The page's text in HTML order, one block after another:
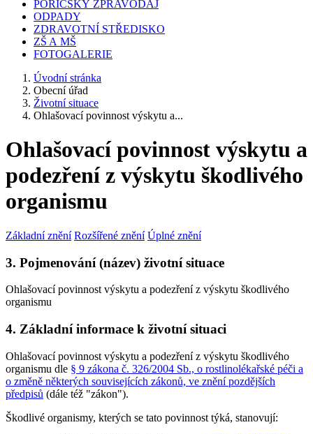
POŘÍČSKÝ ZPRAVODAJ
ODPADY
ZDRAVOTNÍ STŘEDISKO
ZŠ A MŠ
FOTOGALERIE
Úvodní stránka
Obecní úřad
Životní situace
Ohlašovací povinnost výskytu a...
Ohlašovací povinnost výskytu a
podezření z výskytu škodlivého
organismu
Základní znění Rozšířené znění Úplné znění
3. Pojmenování (název) životní situace
Ohlašovací povinnost výskytu a podezření z výskytu škodlivého
organismu
4. Základní informace k životní situaci
Ohlašovací povinnost výskytu a podezření z výskytu škodlivého
organismu dle § 9 zákona č. 326/2004 Sb., o rostlinolékařské péči a
o změně některých souvisejících zákonů, ve znění pozdějších
předpisů (dále též "zákon").
Škodlivé organismy, kterých se tato povinnost týká, stanovují: